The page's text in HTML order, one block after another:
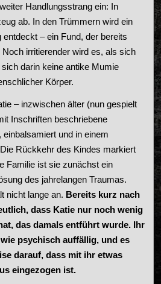
Handlungsstrang ein: In
ab. In den Trümmern wird ein
– ein Fund, der bereits
irritierender wird es, als sich
darin keine antike Mumie
Körper.
– inzwischen älter (nun gespielt
Inschriften beschriebene
und in einem
Rückkehr des Kindes markiert
Familie ist sie zunächst ein
des jahrelangen Traumas.
nicht lange an. Bereits kurz nach
dass Katie nur noch wenig
das damals entführt wurde. Ihr
psychisch auffällig, und es
darauf, dass mit ihr etwas
eingezogen ist.